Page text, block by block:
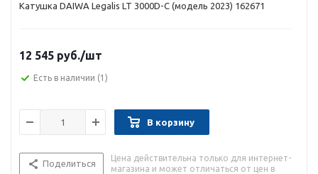
Катушка DAIWA Legalis LT 3000D-C (модель 2023) 162671
12 545 руб./шт
Есть в наличии (1)
В корзину
Поделиться
Цена действительна только для интернет-
магазина и может отличаться от цен в